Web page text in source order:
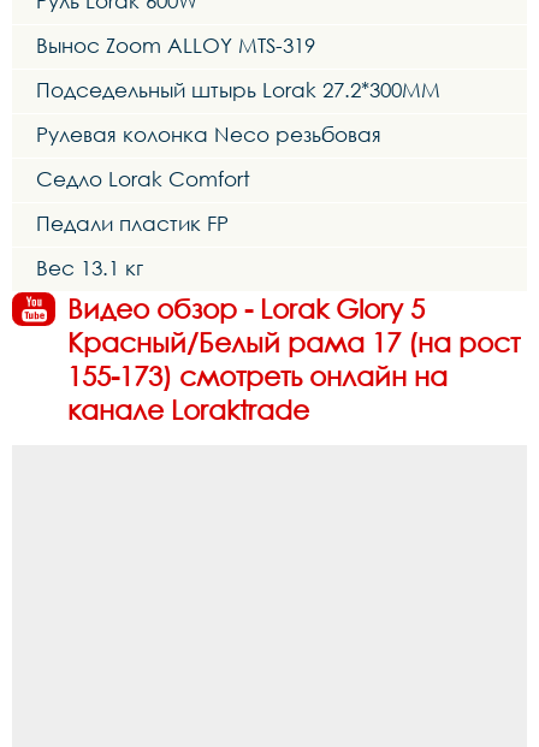
Вынос Zoom ALLOY MTS-319
Подседельный штырь Lorak 27.2*300MM
Рулевая колонка Neco резьбовая
Седло Lorak Comfort
Педали пластик FP
Вес 13.1 кг
Видео обзор - Lorak Glory 5
Красный/Белый рама 17 (на рост
155-173) смотреть онлайн на
канале Loraktrade